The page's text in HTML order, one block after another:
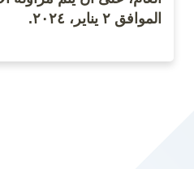
الموافق ٢ يناير، ٢٠٢٤.